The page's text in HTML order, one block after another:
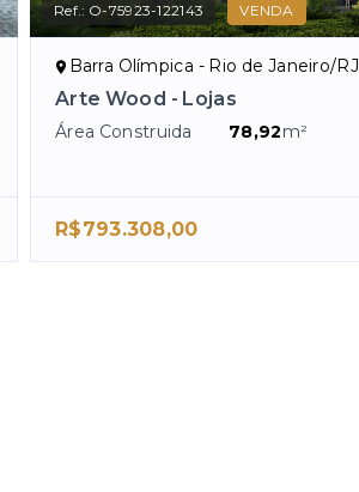
Ref.: O-75923-122143 VENDA
Barra Olímpica - Rio de Janeiro/RJ
Arte Wood - Lojas
Área Construida 78,92m²
R$793.308,00